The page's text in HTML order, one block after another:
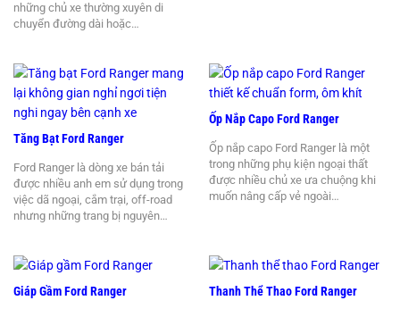
những chủ xe thường xuyên di
chuyển đường dài hoặc…
Tăng Bạt Ford Ranger
Ford Ranger là dòng xe bán tải
được nhiều anh em sử dụng trong
việc dã ngoại, cắm trại, off-road
nhưng những trang bị nguyên…
Ốp Nắp Capo Ford Ranger
Ốp nắp capo Ford Ranger là một
trong những phụ kiện ngoại thất
được nhiều chủ xe ưa chuộng khi
muốn nâng cấp vẻ ngoài…
Giáp Gầm Ford Ranger Thanh Thể Thao Ford Ranger